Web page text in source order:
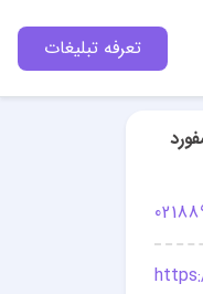
تعرفه تبلیغات